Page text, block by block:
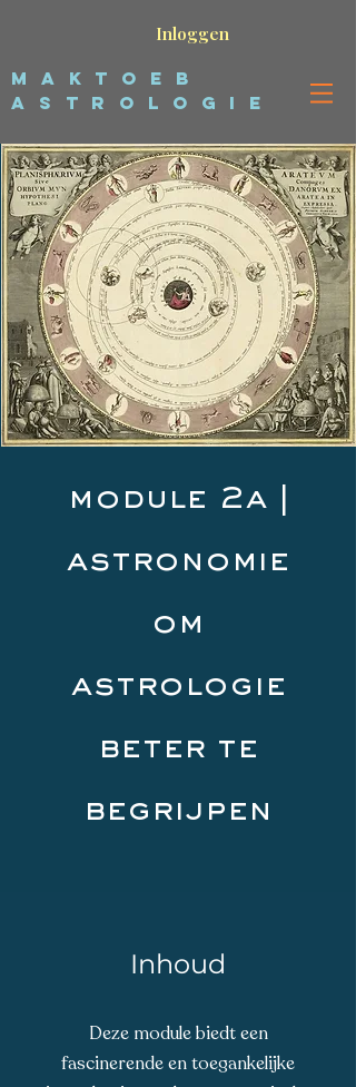
Inloggen
maktoeb
astrologie
module 2a |
astronomie
om
astrologie
beter te
begrijpen
Inhoud
Deze module biedt een
fascinerende en toegankelijke